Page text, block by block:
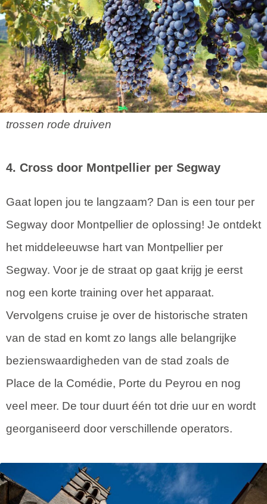
trossen rode druiven
4. Cross door Montpellier per Segway
Gaat lopen jou te langzaam? Dan is een tour per
Segway door Montpellier de oplossing! Je ontdekt
het middeleeuwse hart van Montpellier per
Segway. Voor je de straat op gaat krijg je eerst
nog een korte training over het apparaat.
Vervolgens cruise je over de historische straten
van de stad en komt zo langs alle belangrijke
bezienswaardigheden van de stad zoals de
Place de la Comédie, Porte du Peyrou en nog
veel meer. De tour duurt één tot drie uur en wordt
georganiseerd door verschillende operators.